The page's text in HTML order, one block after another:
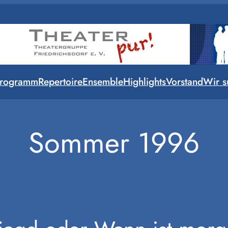
RepertoireEnsembleHighlightsVorstandWir
Sommer 1996